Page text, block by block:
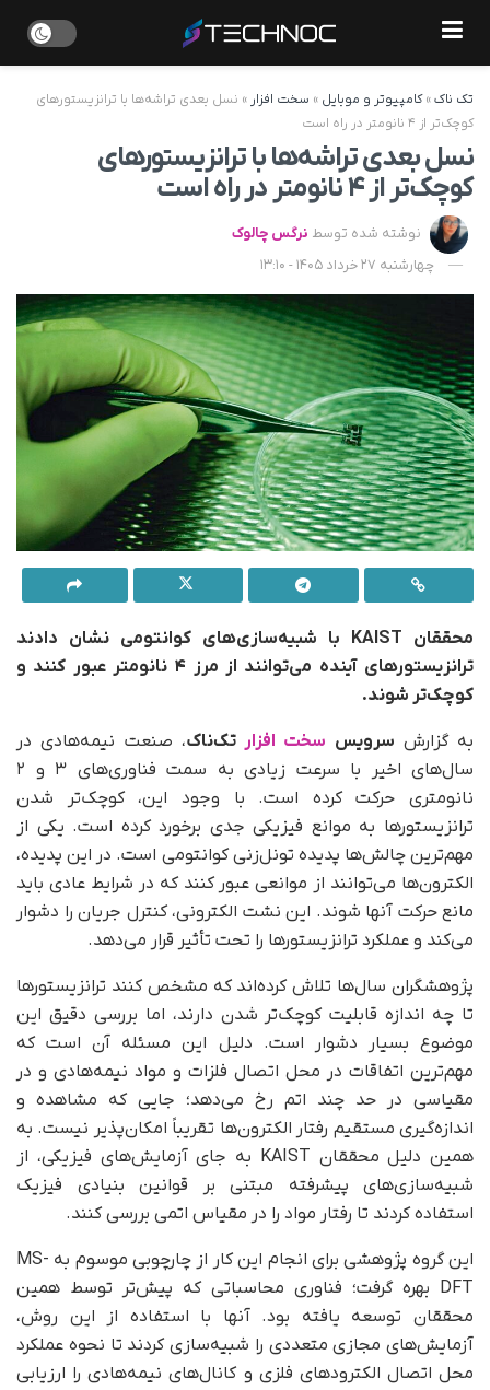
تک ناک»کامپیوتر و موبایل » سخت افزار » نسل بعدی تراشه‌ها با ترانزیستورهای
کوچک‌تر از ۴ نانومتر در راه است
نسل بعدی تراشه‌ها با ترانزیستورهای
کوچک‌تر از ۴ نانومتر در راه است
نوشته شده توسط نرگس چالوک
چهارشنبه 27 خرداد 1405 - 13:10
محققان KAIST با شبیه‌سازی‌های کوانتومی نشان دادند
ترانزیستورهای
آینده می‌توانند از مرز ۴ نانومتر عبور کنند و
کوچک‌تر شوند.
به گزارش سرویس سخت افزارتک‌ناک، صنعت نیمه‌هادی در
سال‌های اخیر با سرعت زیادی به سمت فناوری‌های ۳ و ۲
نانومتری حرکت کرده است. با وجود این، کوچک‌تر شدن
ترانزیستورها به موانع فیزیکی جدی برخورد کرده است. یکی از
مهم‌ترین چالش‌ها پدیده تونل‌زنی کوانتومی است. در این پدیده،
الکترون‌ها می‌توانند از موانعی عبور کنند که در شرایط عادی باید
مانع حرکت آنها شوند. این نشت الکترونی، کنترل جریان را دشوار
می‌کند و عملکرد ترانزیستورها را تحت تأثیر قرار می‌دهد.
پژوهشگران سال‌ها تلاش کرده‌اند که مشخص کنند ترانزیستورها
تا چه اندازه قابلیت کوچک‌تر شدن دارند، اما بررسی دقیق این
موضوع بسیار دشوار است. دلیل این مسئله آن است که
مهم‌ترین اتفاقات در محل اتصال فلزات و مواد نیمه‌هادی و در
مقیاسی در حد چند اتم رخ می‌دهد؛ جایی که مشاهده و
اندازه‌گیری مستقیم رفتار الکترون‌ها تقریباً امکان‌پذیر نیست. به
همین دلیل محققان KAIST به جای آزمایش‌های فیزیکی، از
شبیه‌سازی‌های پیشرفته مبتنی بر قوانین بنیادی فیزیک
استفاده کردند تا رفتار مواد را در مقیاس اتمی بررسی کنند.
این گروه پژوهشی برای انجام این کار از چارچوبی موسوم به MS-
DFT بهره گرفت؛ فناوری محاسباتی که پیش‌تر توسط همین
محققان توسعه یافته بود. آنها با استفاده از این روش،
آزمایش‌های مجازی متعددی را شبیه‌سازی کردند تا نحوه عملکرد
محل اتصال الکترودهای فلزی و کانال‌های نیمه‌هادی را ارزیابی